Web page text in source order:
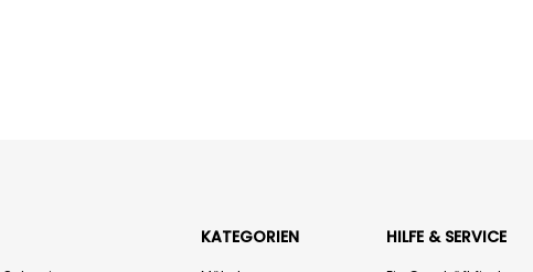
KATEGORIEN HILFE & SERVICE